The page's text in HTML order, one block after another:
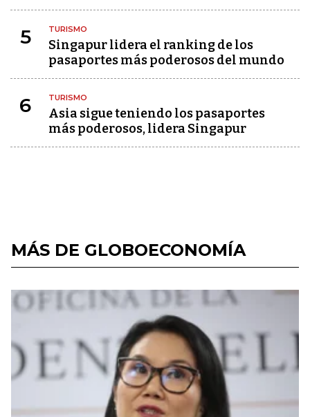
5 TURISMO
Singapur lidera el ranking de los
pasaportes más poderosos del mundo
6 TURISMO
Asia sigue teniendo los pasaportes
más poderosos, lidera Singapur
MÁS DE GLOBOECONOMÍA